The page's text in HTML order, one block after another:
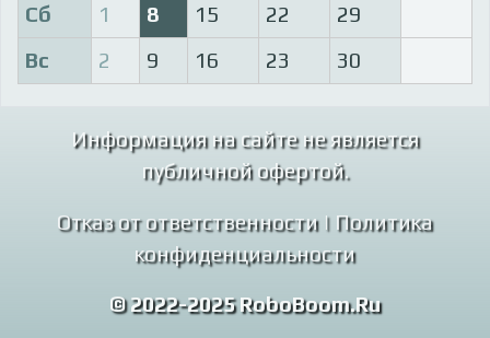
Сб
1 8 15 22
29
Вс
2 9 16 23 30
Информация на сайте не является
публичной офертой.
Отказ от ответственности| Политика
конфиденциальности
© 2022-2025 RoboBoom.Ru